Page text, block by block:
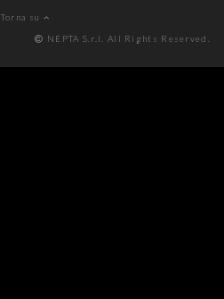
Torna su
NEPTA S.r.l. All Rights Reserved.